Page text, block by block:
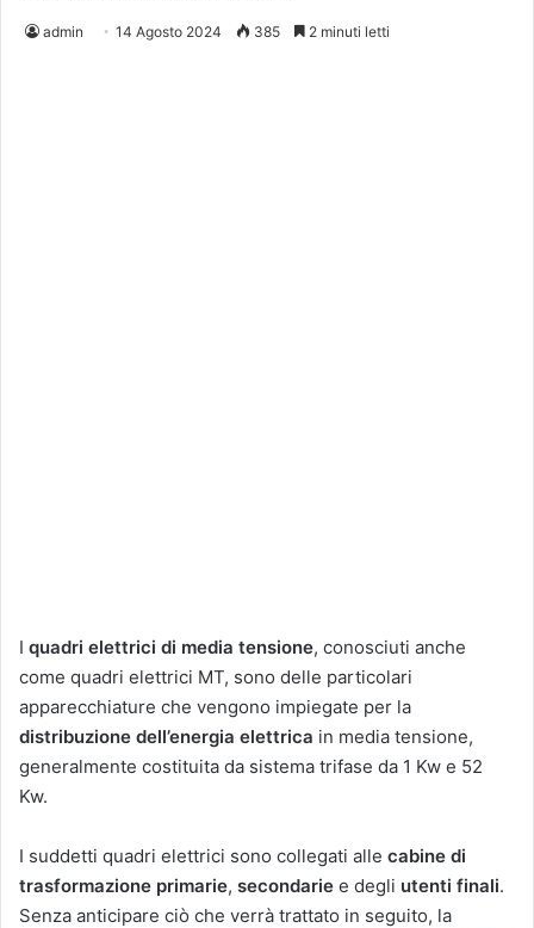
admin 14 Agosto 2024 385 2 minuti letti
I quadri elettrici di media tensione, conosciuti anche
come quadri elettrici MT, sono delle particolari
apparecchiature che vengono impiegate per la
distribuzione dell’energia elettrica in media tensione,
generalmente costituita da sistema trifase da 1 Kw e 52
Kw.
I suddetti quadri elettrici sono collegati alle cabine di
trasformazione primarie, secondarie e degli utenti finali.
Senza anticipare ciò che verrà trattato in seguito, la